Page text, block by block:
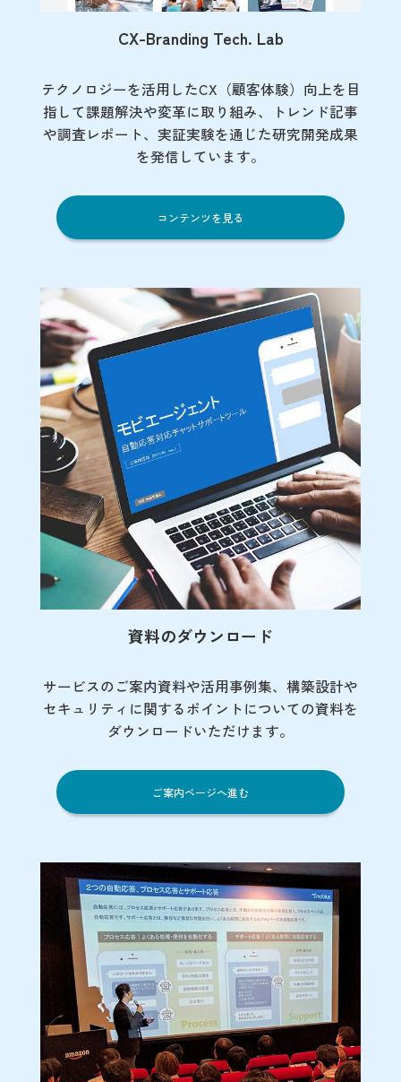
CX-Branding Tech. Lab
テクノロジーを活用したCX（顧客体験）向上を目
指して課題解決や変革に取り組み、トレンド記事
や調査レポート、実証実験を通じた研究開発成果
を発信しています。
コンテンツを見る
資料のダウンロード
サービスのご案内資料や活用事例集、 構築設計や
セキュリティに関するポイントについての資料を
ダウンロードいただけます。
ご案内ページへ進む